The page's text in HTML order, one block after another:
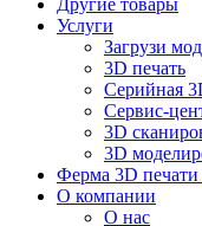
Услуги
Загрузи
3D печать
Серийная
Сервис-
3D
3D
Ферма 3D
О компании
О нас